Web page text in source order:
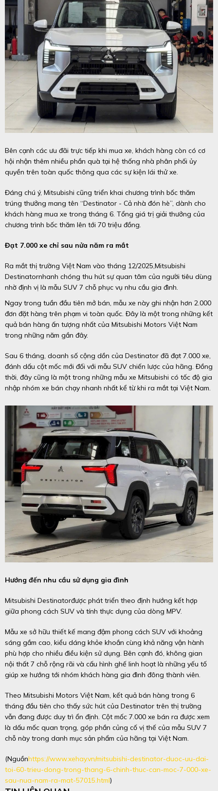
Bên cạnh các ưu đãi trực tiếp khi mua xe, khách hàng còn có cơ
hội nhận thêm nhiều phần quà tại hệ thống nhà phân phối ủy
quyền trên toàn quốc thông qua các sự kiện lái thử xe.
Đáng chú ý, Mitsubishi cũng triển khai chương trình bốc thăm
trúng thưởng mang tên “Destinator - Cả nhà đón hè”, dành cho
khách hàng mua xe trong tháng 6. Tổng giá trị giải thưởng của
chương trình bốc thăm lên tới 70 triệu đồng.
Đạt 7.000 xe chỉ sau nửa năm ra mắt
Ra mắt thị trường Việt Nam vào tháng 12/2025,Mitsubishi
Destinatornhanh chóng thu hút sự quan tâm của người tiêu dùng
nhờ định vị là mẫu SUV 7 chỗ phục vụ nhu cầu gia đình.
Ngay trong tuần đầu tiên mở bán, mẫu xe này ghi nhận hơn 2.000
đơn đặt hàng trên phạm vi toàn quốc. Đây là một trong những kết
quả bán hàng ấn tượng nhất của Mitsubishi Motors Việt Nam
trong những năm gần đây.
Sau 6 tháng, doanh số cộng dồn của Destinator đã đạt 7.000 xe,
đánh dấu cột mốc mới đối với mẫu SUV chiến lược của hãng. Đồng
thời, đây cũng là một trong những mẫu xe Mitsubishi có tốc độ gia
nhập nhóm xe bán chạy nhanh nhất kể từ khi ra mắt tại Việt Nam.
Hướng đến nhu cầu sử dụng gia đình
Mitsubishi Destinatorđược phát triển theo định hướng kết hợp
giữa phong cách SUV và tính thực dụng của dòng MPV.
Mẫu xe sở hữu thiết kế mang đậm phong cách SUV với khoảng
sáng gầm cao, kiểu dáng khỏe khoắn cùng khả năng vận hành
phù hợp cho nhiều điều kiện sử dụng. Bên cạnh đó, không gian
nội thất 7 chỗ rộng rãi và cấu hình ghế linh hoạt là những yếu tố
giúp xe hướng tới nhóm khách hàng gia đình đông thành viên.
Theo Mitsubishi Motors Việt Nam, kết quả bán hàng trong 6
tháng đầu tiên cho thấy sức hút của Destinator trên thị trường
vẫn đang được duy trì ổn định. Cột mốc 7.000 xe bán ra được xem
là dấu mốc quan trọng, góp phần củng cố vị thế của mẫu SUV 7
chỗ này trong danh mục sản phẩm của hãng tại Việt Nam.
(Nguồnhttps://www.xehay.vn/mitsubishi-destinator-duoc-uu-dai-
toi-60-trieu-dong-trong-thang-6-chinh-thuc-can-moc-7-000-xe-
sau-nua-nam-ra-mat-57015.html)